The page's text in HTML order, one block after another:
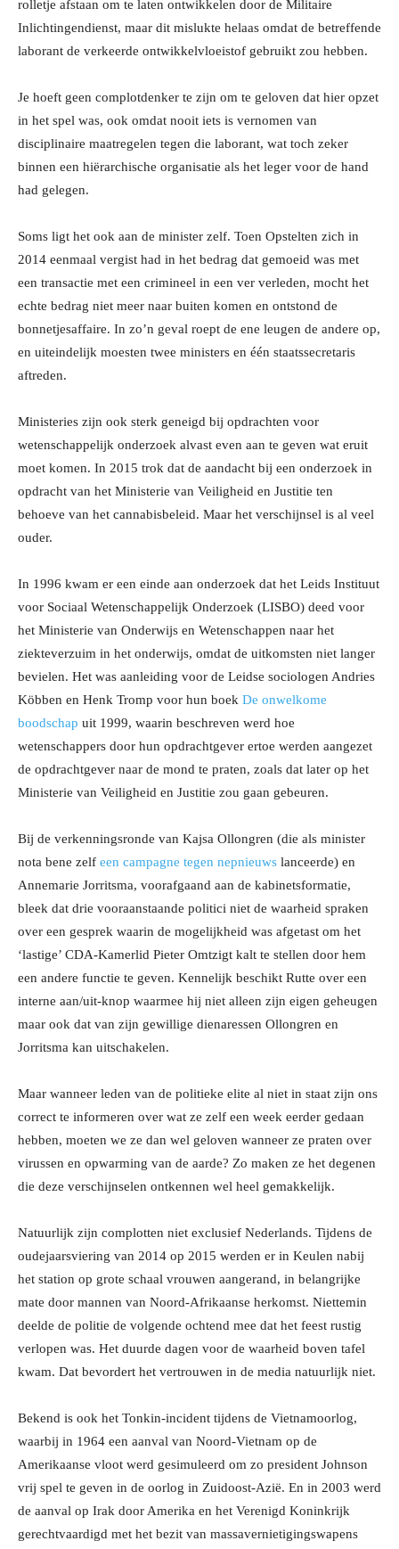
rolletje afstaan om te laten ontwikkelen door de Militaire
Inlichtingendienst, maar dit mislukte helaas omdat de betreffende
laborant de verkeerde ontwikkelvloeistof gebruikt zou hebben.
Je hoeft geen complotdenker te zijn om te geloven dat hier opzet
in het spel was, ook omdat nooit iets is vernomen van
disciplinaire maatregelen tegen die laborant, wat toch zeker
binnen een hiërarchische organisatie als het leger voor de hand
had gelegen.
Soms ligt het ook aan de minister zelf. Toen Opstelten zich in
2014 eenmaal vergist had in het bedrag dat gemoeid was met
een transactie met een crimineel in een ver verleden, mocht het
echte bedrag niet meer naar buiten komen en ontstond de
bonnetjesaffaire. In zo’n geval roept de ene leugen de andere op,
en uiteindelijk moesten twee ministers en één staatssecretaris
aftreden.
Ministeries zijn ook sterk geneigd bij opdrachten voor
wetenschappelijk onderzoek alvast even aan te geven wat eruit
moet komen. In 2015 trok dat de aandacht bij een onderzoek in
opdracht van het Ministerie van Veiligheid en Justitie ten
behoeve van het cannabisbeleid. Maar het verschijnsel is al veel
ouder.
In 1996 kwam er een einde aan onderzoek dat het Leids Instituut
voor Sociaal Wetenschappelijk Onderzoek (LISBO) deed voor
het Ministerie van Onderwijs en Wetenschappen naar het
ziekteverzuim in het onderwijs, omdat de uitkomsten niet langer
bevielen. Het was aanleiding voor de Leidse sociologen Andries
Köbben en Henk Tromp voor hun boek De onwelkome
boodschap uit 1999, waarin beschreven werd hoe
wetenschappers door hun opdrachtgever ertoe werden aangezet
de opdrachtgever naar de mond te praten, zoals dat later op het
Ministerie van Veiligheid en Justitie zou gaan gebeuren.
Bij de verkenningsronde van Kajsa Ollongren (die als minister
nota bene zelf een campagne tegen nepnieuws lanceerde) en
Annemarie Jorritsma, voorafgaand aan de kabinetsformatie,
bleek dat drie vooraanstaande politici niet de waarheid spraken
over een gesprek waarin de mogelijkheid was afgetast om het
‘lastige’ CDA-Kamerlid Pieter Omtzigt kalt te stellen door hem
een andere functie te geven. Kennelijk beschikt Rutte over een
interne aan/uit-knop waarmee hij niet alleen zijn eigen geheugen
maar ook dat van zijn gewillige dienaressen Ollongren en
Jorritsma kan uitschakelen.
Maar wanneer leden van de politieke elite al niet in staat zijn ons
correct te informeren over wat ze zelf een week eerder gedaan
hebben, moeten we ze dan wel geloven wanneer ze praten over
virussen en opwarming van de aarde? Zo maken ze het degenen
die deze verschijnselen ontkennen wel heel gemakkelijk.
Natuurlijk zijn complotten niet exclusief Nederlands. Tijdens de
oudejaarsviering van 2014 op 2015 werden er in Keulen nabij
het station op grote schaal vrouwen aangerand, in belangrijke
mate door mannen van Noord-Afrikaanse herkomst. Niettemin
deelde de politie de volgende ochtend mee dat het feest rustig
verlopen was. Het duurde dagen voor de waarheid boven tafel
kwam. Dat bevordert het vertrouwen in de media natuurlijk niet.
Bekend is ook het Tonkin-incident tijdens de Vietnamoorlog,
waarbij in 1964 een aanval van Noord-Vietnam op de
Amerikaanse vloot werd gesimuleerd om zo president Johnson
vrij spel te geven in de oorlog in Zuidoost-Azië. En in 2003 werd
de aanval op Irak door Amerika en het Verenigd Koninkrijk
gerechtvaardigd met het bezit van massavernietigingswapens